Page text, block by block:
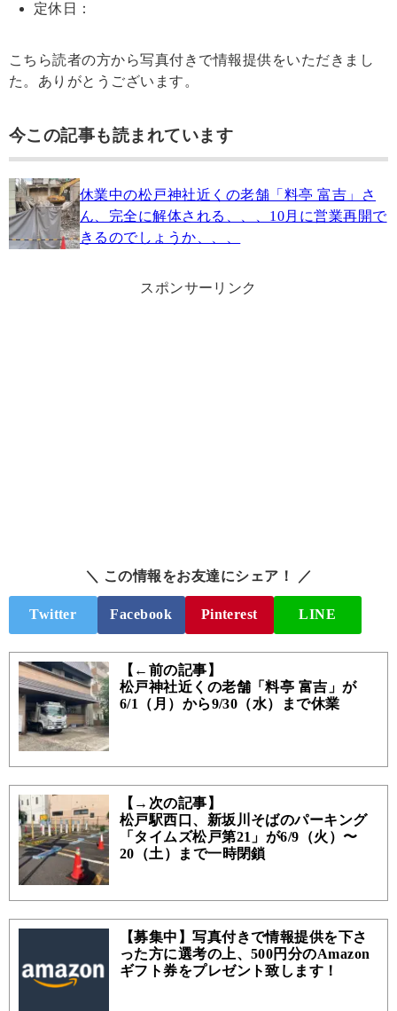
定休日：
こちら読者の方から写真付きで情報提供をいただきまし
た。ありがとうございます。
今この記事も読まれています
休業中の松戸神社近くの老舗「料亭 富吉」さ
ん、完全に解体される、、、10月に営業再開で
きるのでしょうか、、、
スポンサーリンク
＼ この情報をお友達にシェア！ ／
Twitter Facebook Pinterest LINE
【←前の記事】
松戸神社近くの老舗「料亭 富吉」が
6/1（月）から9/30（水）まで休業
【→次の記事】
松戸駅西口、新坂川そばのパーキング
「タイムズ松戸第21」が6/9（火）〜
20（土）まで一時閉鎖
【募集中】写真付きで情報提供を下さ
った方に選考の上、500円分のAmazon
ギフト券をプレゼント致します！